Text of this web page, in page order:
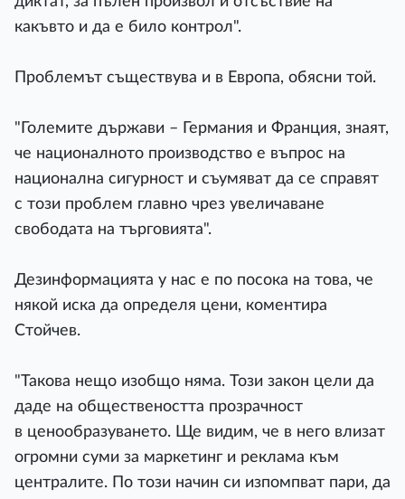
какъвто и да е било контрол".
Проблемът съществува и в Европа, обясни той.
"Големите държави – Германия и Франция, знаят,
че националното производство е въпрос на
национална сигурност и съумяват да се справят
с този проблем главно чрез увеличаване
свободата на търговията".
Дезинформацията у нас е по посока на това, че
някой иска да определя цени, коментира
Стойчев.
"Такова нещо изобщо няма. Този закон цели да
даде на обществеността прозрачност
в ценообразуването. Ще видим, че в него влизат
огромни суми за маркетинг и реклама към
централите. По този начин си изпомпват пари, да